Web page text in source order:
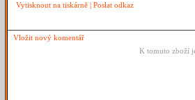
Vytisknout na tiskárně | Poslat odkaz
Vložit nový komentář
K tomuto zboží